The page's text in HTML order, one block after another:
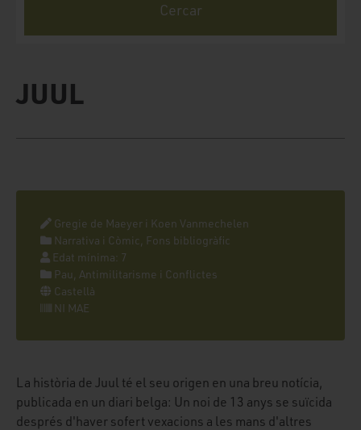
JUUL
Gregie de Maeyer i Koen Vanmechelen
Narrativa i Còmic, Fons bibliogràfic
Edat mínima: 7
Pau, Antimilitarisme i Conflictes
Castellà
NI MAE
La història de Juul té el seu origen en una breu notícia,
publicada en un diari belga: Un noi de 13 anys se suïcida
després d'haver sofert vexacions a les mans d'altres